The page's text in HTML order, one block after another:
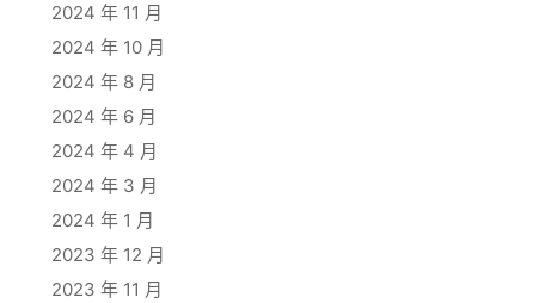
2024 年 11 月
2024 年 10 月
2024 年 8 月
2024 年 6 月
2024 年 4 月
2024 年 3 月
2024 年 1 月
2023 年 12 月
2023 年 11 月